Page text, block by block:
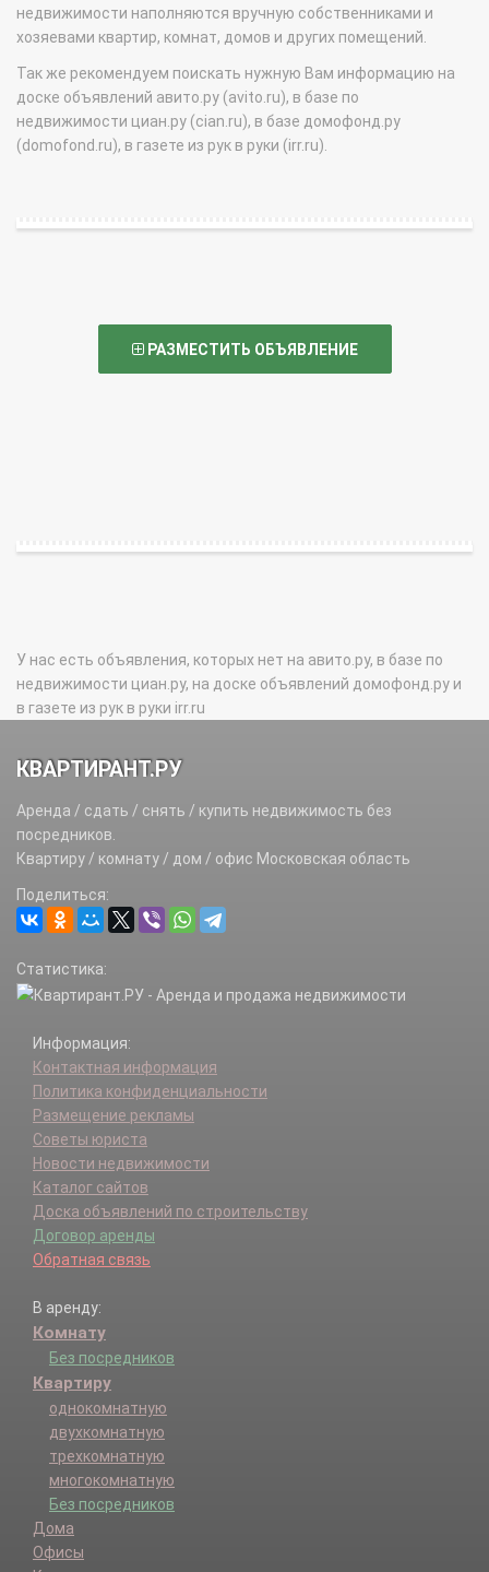
недвижимости наполняются вручную собственниками и
хозяевами квартир, комнат, домов и других помещений.
Так же рекомендуем поискать нужную Вам информацию на
доске объявлений авито.ру (avito.ru), в базе по
недвижимости циан.ру (cian.ru), в базе домофонд.ру
(domofond.ru), в газете из рук в руки (irr.ru).
РАЗМЕСТИТЬ ОБЪЯВЛЕНИЕ
У нас есть объявления, которых нет на авито.ру, в базе по
недвижимости циан.ру, на доске объявлений домофонд.ру и
в газете из рук в руки irr.ru
КВАРТИРАНТ.РУ
Аренда / сдать / снять / купить недвижимость без
посредников.
Квартиру / комнату / дом / офис Московская область
Поделиться:
Статистика:
Информация:
Контактная информация
Политика конфиденциальности
Размещение рекламы
Советы юриста
Новости недвижимости
Каталог сайтов
Доска объявлений по строительству
Договор аренды
Обратная связь
В аренду:
Комнату
Без посредников
Квартиру
однокомнатную
двухкомнатную
трехкомнатную
многокомнатную
Без посредников
Дома
Офисы